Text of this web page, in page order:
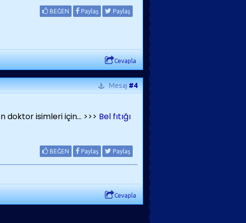
BEĞEN Paylaş Paylaş
Cevapla
Mesaj#4
doktor isimleri için... >>> Bel fıtığı
BEĞEN Paylaş Paylaş
Cevapla